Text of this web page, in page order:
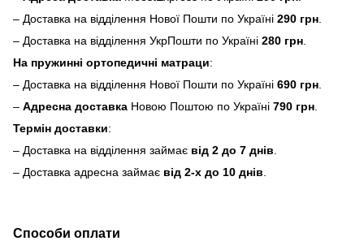
– Доставка на відділення Нової Пошти по Україні 290 грн
– Доставка на відділення УкрПошти по Україні 280 грн
На пружинні ортопедичні матраци:
– Доставка на відділення Нової Пошти по Україні 690 грн
– Адресна доставка Новою Поштою по Україні 790 грн
Термін доставки:
– Доставка на відділення займає від 2 до 7 днів
– Доставка адресна займає від 2-х до 10 днів
Способи оплати